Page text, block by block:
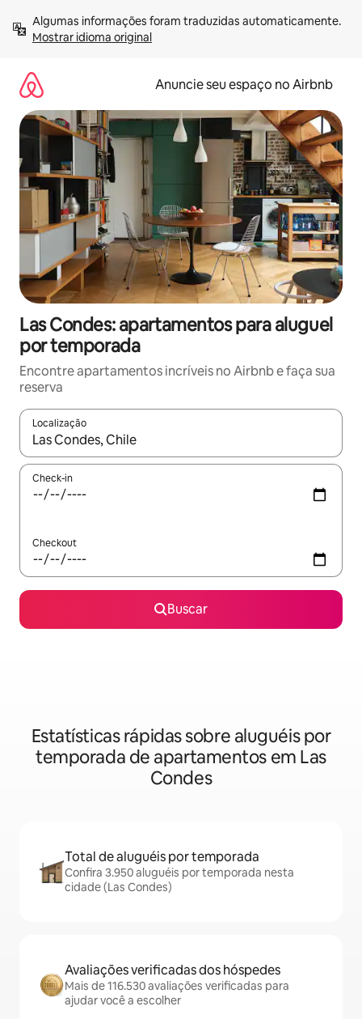
para
Mostrar idioma original
Anuncie seu espaço no Airbnb
Las Condes: apartamentos para aluguel
por temporada
Encontre apartamentos incríveis no Airbnb e faça sua
reserva
Localização
Quando os resultados estiverem disponíveis, explore-os
Check-in
Checkout
Buscar
Estatísticas rápidas sobre aluguéis por
temporada de apartamentos em Las
Condes
Total de aluguéis por temporada
Confira 3.950 aluguéis por temporada nesta
cidade (Las Condes)
Avaliações verificadas dos hóspedes
Mais de 116.530 avaliações verificadas para
ajudar você a escolher